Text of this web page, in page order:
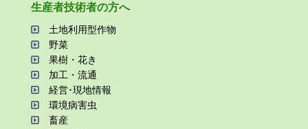
⽣産者技術者の⽅へ
⼟地利⽤型作物
野菜
果樹・花き
加⼯・流通
経営･現地情報
環境病害⾍
畜産